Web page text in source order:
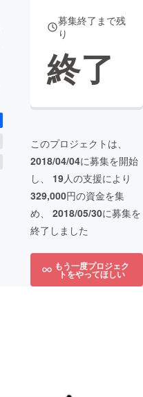
募集終了まで残
り
終了
このプロジェクトは、
2018/04/04に募集を開始
し、 19人の支援により
329,000円の資金を集
め、 2018/05/30に募集を
終了しました
もう一度プロジェク
トをやってほしい